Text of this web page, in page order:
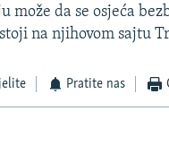
može da se osjeća
na njihovom sajtu
Pratite nas